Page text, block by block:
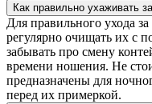
Как правильно ухаживать
Для правильного ухода
регулярно очищать их с
забывать про смену
времени ношения. Не
предназначены для
перед их примеркой.